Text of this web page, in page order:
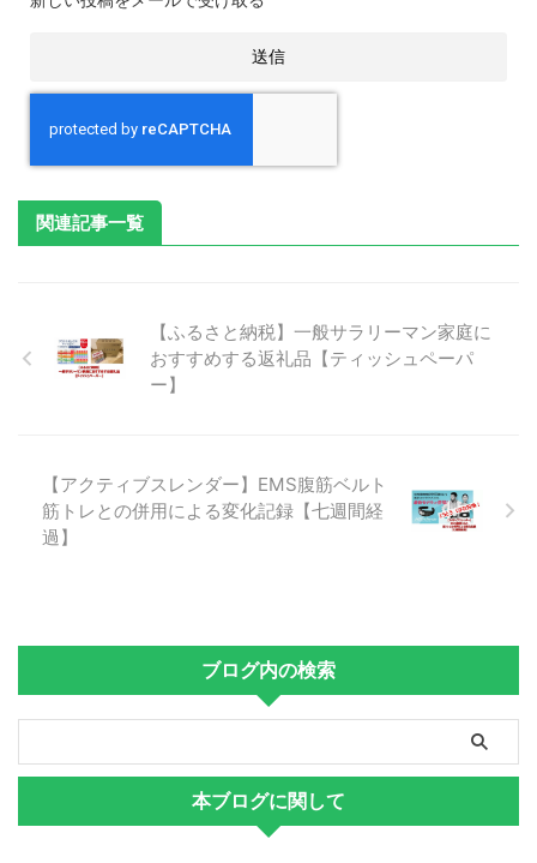
関連記事一覧
【ふるさと納税】一般サラリーマン家庭に
おすすめする返礼品【ティッシュペーパ
ー】
【アクティブスレンダー】EMS腹筋ベルト
筋トレとの併用による変化記録【七週間経
過】
ブログ内の検索
本ブログに関して